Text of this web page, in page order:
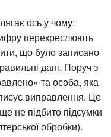
ось у чому:
перекреслюють
що було записано
дані. Поруч з
та особа, яка
виправлення. Це
не підбито підсумки
обробки).